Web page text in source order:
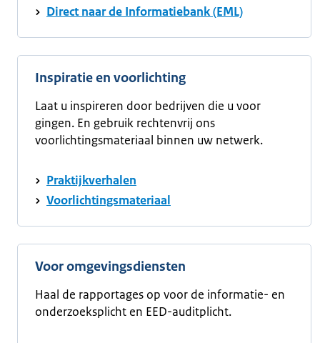
Direct naar de Informatiebank (EML)
Inspiratie en voorlichting
Laat u inspireren door bedrijven die u voor
gingen. En gebruik rechtenvrij ons
voorlichtingsmateriaal binnen uw netwerk.
Praktijkverhalen
Voorlichtingsmateriaal
Voor omgevingsdiensten
Haal de rapportages op voor de informatie- en
onderzoeksplicht en EED-auditplicht.